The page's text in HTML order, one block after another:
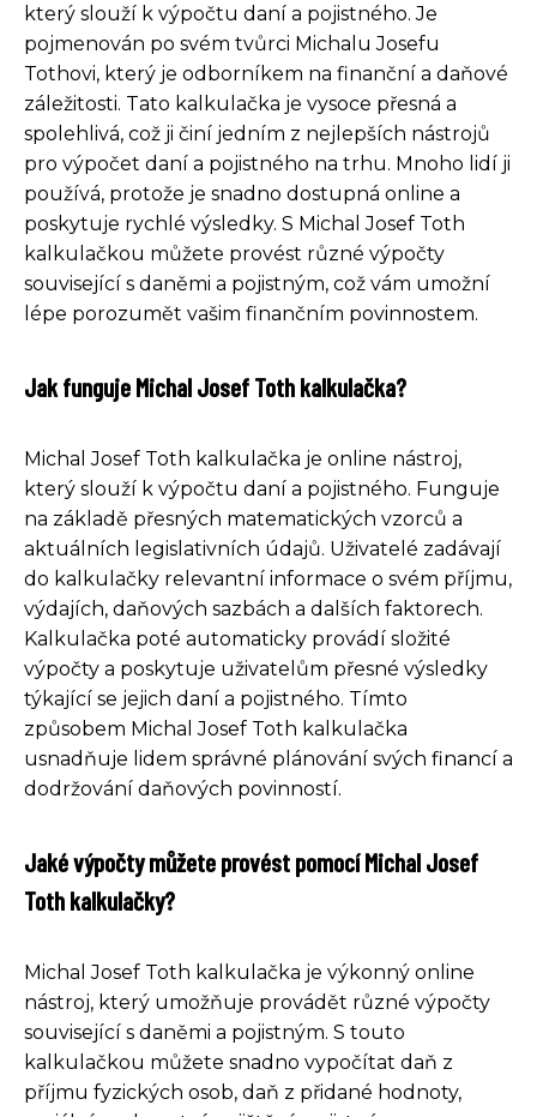
který slouží k výpočtu daní a pojistného. Je
pojmenován po svém tvůrci Michalu Josefu
Tothovi, který je odborníkem na finanční a daňové
záležitosti. Tato kalkulačka je vysoce přesná a
spolehlivá, což ji činí jedním z nejlepších nástrojů
pro výpočet daní a pojistného na trhu. Mnoho lidí ji
používá, protože je snadno dostupná online a
poskytuje rychlé výsledky. S Michal Josef Toth
kalkulačkou můžete provést různé výpočty
související s daněmi a pojistným, což vám umožní
lépe porozumět vašim finančním povinnostem.
Jak funguje Michal Josef Toth kalkulačka?
Michal Josef Toth kalkulačka je online nástroj,
který slouží k výpočtu daní a pojistného. Funguje
na základě přesných matematických vzorců a
aktuálních legislativních údajů. Uživatelé zadávají
do kalkulačky relevantní informace o svém příjmu,
výdajích, daňových sazbách a dalších faktorech.
Kalkulačka poté automaticky provádí složité
výpočty a poskytuje uživatelům přesné výsledky
týkající se jejich daní a pojistného. Tímto
způsobem Michal Josef Toth kalkulačka
usnadňuje lidem správné plánování svých financí a
dodržování daňových povinností.
Jaké výpočty můžete provést pomocí Michal Josef
Toth kalkulačky?
Michal Josef Toth kalkulačka je výkonný online
nástroj, který umožňuje provádět různé výpočty
související s daněmi a pojistným. S touto
kalkulačkou můžete snadno vypočítat daň z
příjmu fyzických osob, daň z přidané hodnoty,